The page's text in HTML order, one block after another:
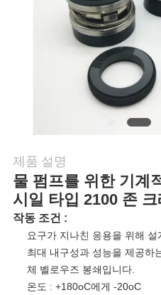
락
주
제품 설명
물 펌프를 위한 기계
시일 타입 2100 존
작동 조건 :
요구가 지나친 응용을 위해
최대 내구성과 성능을 제공하
체 벨로우즈 봉쇄입니다.
온도 : +180oC에게 -20oC